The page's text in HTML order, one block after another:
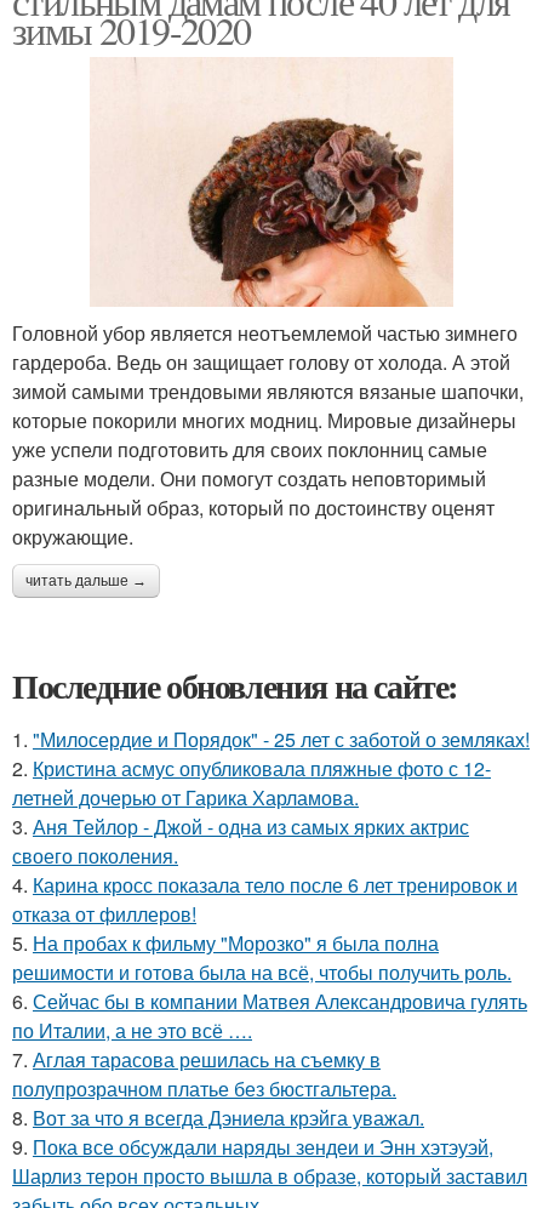
зимы 2019-2020
Головной убор является неотъемлемой частью зимнего
гардероба. Ведь он защищает голову от холода. А этой
зимой самыми трендовыми являются вязаные шапочки,
которые покорили многих модниц. Мировые дизайнеры
уже успели подготовить для своих поклонниц самые
разные модели. Они помогут создать неповторимый
оригинальный образ, который по достоинству оценят
окружающие.
читать дальше →
Последние обновления на сайте:
1. "Милосердие и Порядок" - 25 лет с заботой о земляках!
2. Кристина асмус опубликовала пляжные фото с 12-
летней дочерью от Гарика Харламова.
3. Аня Тейлор - Джой - одна из самых ярких актрис
своего поколения.
4. Карина кросс показала тело после 6 лет тренировок и
отказа от филлеров!
5. На пробах к фильму "Морозко" я была полна
решимости и готова была на всё, чтобы получить роль.
6. Сейчас бы в компании Матвея Александровича гулять
по Италии, а не это всё ….
7. Аглая тарасова решилась на съемку в
полупрозрачном платье без бюстгальтера.
8. Вот за что я всегда Дэниела крэйга уважал.
9. Пока все обсуждали наряды зендеи и Энн хэтэуэй,
Шарлиз терон просто вышла в образе, который заставил